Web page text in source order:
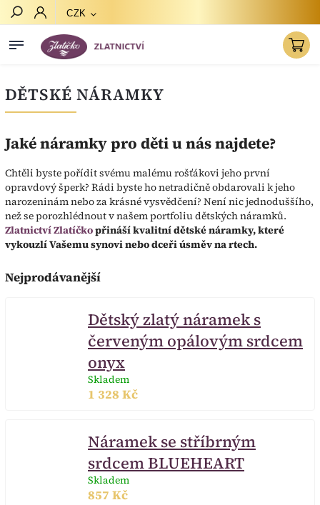
CZK
DĚTSKÉ NÁRAMKY
Jaké náramky pro děti u nás najdete?
Chtěli byste pořídit svému malému rošťákovi jeho první
opravdový šperk? Rádi byste ho netradičně obdarovali k jeho
narozeninám nebo za krásné vysvědčení? Není nic jednoduššího,
než se porozhlédnout v našem portfoliu dětských náramků.
Zlatnictví Zlatíčkopřináší kvalitní dětské náramky, které
vykouzlí Vašemu synovi nebo dceři úsměv na rtech.
Nejprodávanější
Dětský zlatý náramek s
červeným opálovým srdcem
onyx
Skladem
1 328 Kč
Náramek se stříbrným
srdcem BLUEHEART
Skladem
857 Kč